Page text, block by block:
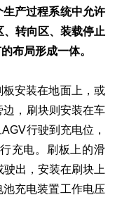
产过程系统中允许
转向区、装载停止
布局形成一体。
安装在地面上，或
，刷块则安装在车
行驶到充电位，
充电。刷板上的滑
出，安装在刷块上
充电装置工作电压